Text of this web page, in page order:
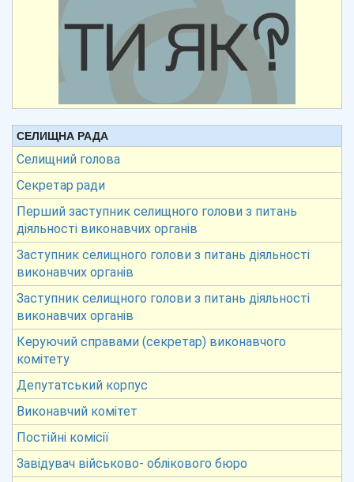
СЕЛИЩНА РАДА
Селищний голова
Секретар ради
Перший заступник селищного голови з питань
діяльності виконавчих органів
Заступник селищного голови з питань діяльності
виконавчих органів
Заступник селищного голови з питань діяльності
виконавчих органів
Керуючий справами (секретар) виконавчого
комітету
Депутатський корпус
Виконавчий комітет
Постійні комісії
Завідувач військово- облікового бюро